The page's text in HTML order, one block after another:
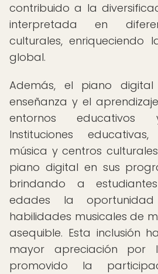
contribuido a la
interpretada en
culturales, enriqueciendo
global.
Además, el piano
enseñanza y el
entornos educativos
Instituciones
música y centros
piano digital en sus
brindando a
edades la
habilidades musicales de
asequible. Esta inclusión
mayor apreciación
promovido la